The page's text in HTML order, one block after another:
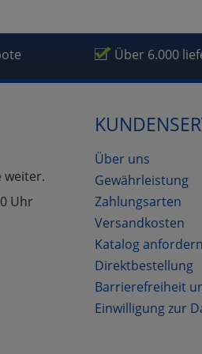
Über 6.000
weiter.
Uhr
Über uns
Gewährleistung
Zahlungsarten
Versandkosten
Katalog anfordern
Direktbestellung
Barrierefreiheit
Einwilligung zur
Cookies
zurückzu Haupptseite